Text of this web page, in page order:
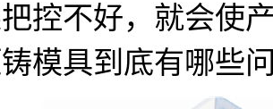
控不好，就会使
模具到底有哪些